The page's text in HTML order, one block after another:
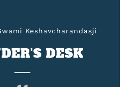
Keshavcharandasji
DESK